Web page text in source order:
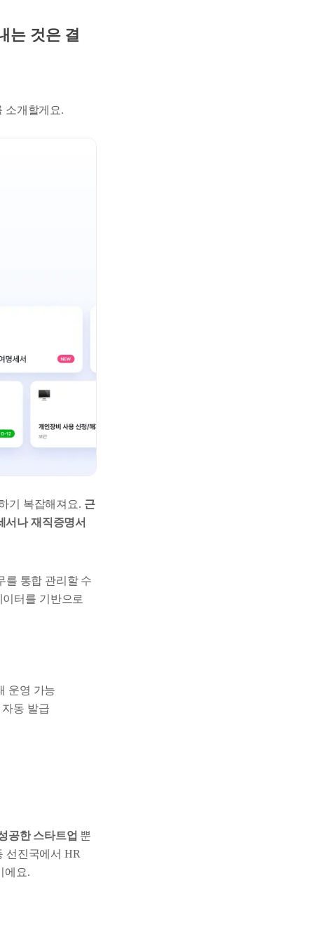
는 것은 결
소개할게요.
기 복잡해져요. 근
서나 재직증명서
를 통합 관리할 수
터를 기반으로
운영 가능
동 발급
공한 스타트업 뿐
선진국에서 HR
에요.